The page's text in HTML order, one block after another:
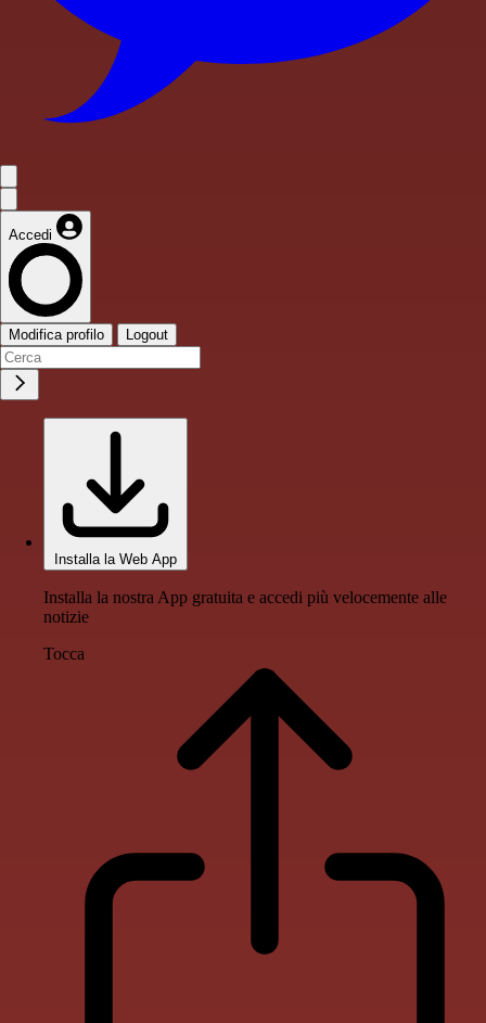
Accedi
Modifica profilo Logout
Installa la Web App
Installa la nostra App gratuita e accedi più velocemente alle
notizie
Tocca